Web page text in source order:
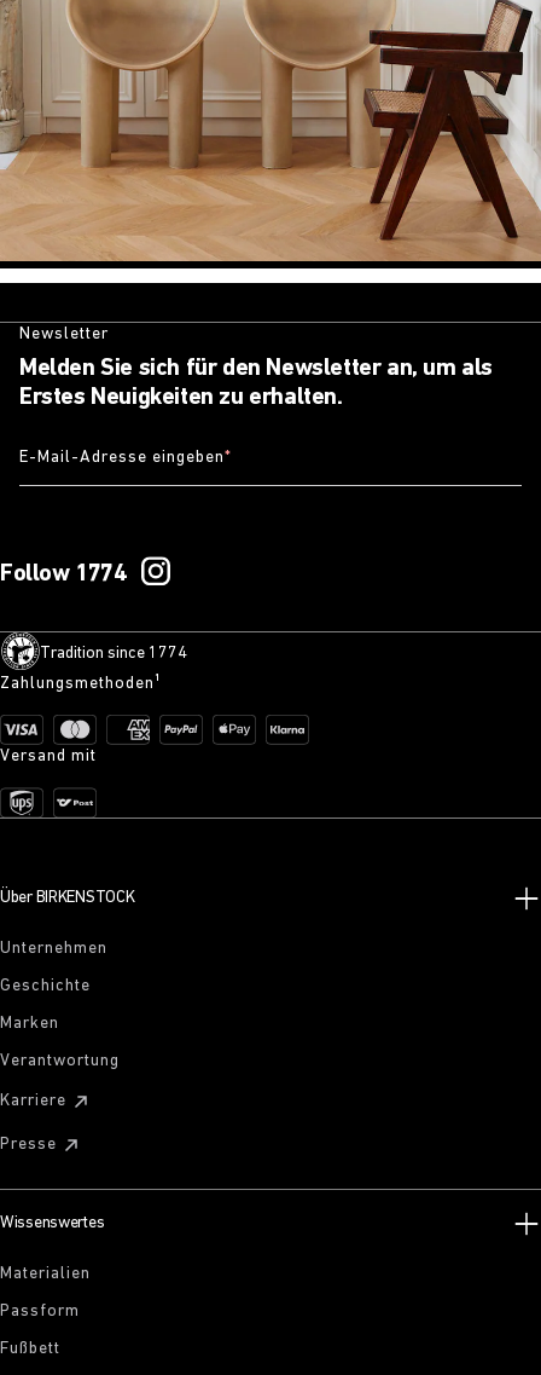
Newsletter
Melden Sie sich für den Newsletter an, um als
Erstes Neuigkeiten zu erhalten.
E-Mail-Adresse eingeben*
Follow 1774
Tradition since 1774
Zahlungsmethoden¹
Versand mit
Über BIRKENSTOCK
Unternehmen
Geschichte
Marken
Verantwortung
Karriere
Presse
Wissenswertes
Materialien
Passform
Fußbett